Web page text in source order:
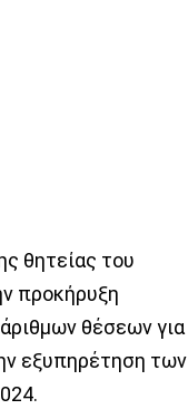
θητείας του
προκήρυξη
θέσεων για
εξυπηρέτηση των